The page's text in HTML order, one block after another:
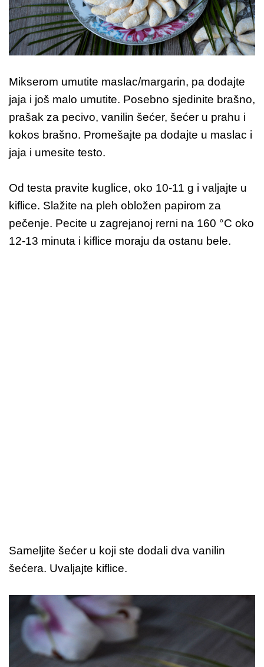
Mikserom umutite maslac/margarin, pa dodajte
jaja i još malo umutite. Posebno sjedinite brašno,
prašak za pecivo, vanilin šećer, šećer u prahu i
kokos brašno. Promešajte pa dodajte u maslac i
jaja i umesite testo.
Od testa pravite kuglice, oko 10-11 g i valjajte u
kiflice. Slažite na pleh obložen papirom za
pečenje. Pecite u zagrejanoj rerni na 160 °C oko
12-13 minuta i kiflice moraju da ostanu bele.
Sameljite šećer u koji ste dodali dva vanilin
šećera. Uvaljajte kiflice.